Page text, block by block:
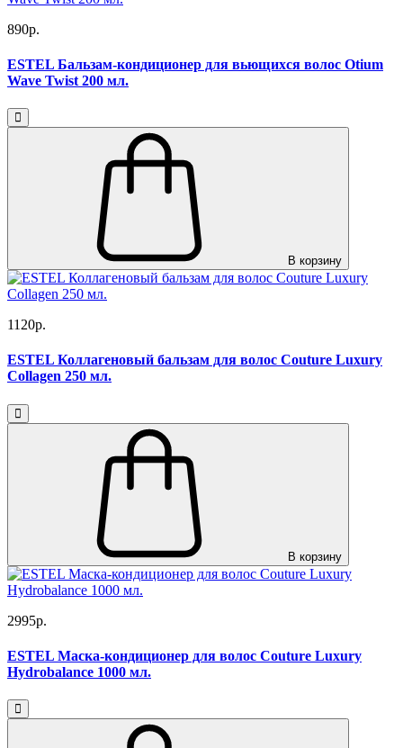
890р.
ESTEL Бальзам-кондиционер для вьющихся волос Otium
Wave Twist 200 мл.
В корзину
1120р.
ESTEL Коллагеновый бальзам для волос Couture Luxury
Collagen 250 мл.
В корзину
2995р.
ESTEL Маска-кондиционер для волос Couture Luxury
Hydrobalance 1000 мл.